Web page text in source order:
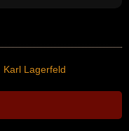
Karl Lagerfeld